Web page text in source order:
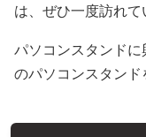
は、ぜひ一度訪れて
パソコンスタンド
のパソコンスタンド